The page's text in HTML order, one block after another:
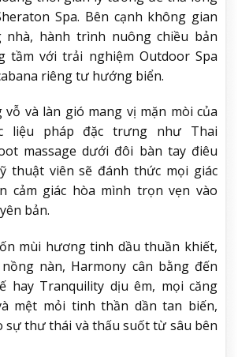
Spa. Bên cạnh không gian
hành trình nuông chiều bản
tầm với trải nghiệm Outdoor Spa
riêng tư hướng biển.
vỗ và làn gió mang vị mặn mòi của
liệu pháp đặc trưng như Thai
massage dưới đôi bàn tay điêu
thuật viên sẽ đánh thức mọi giác
cảm giác hòa mình trọn vẹn vào
bản.
mùi hương tinh dầu thuần khiết,
nàn, Harmony cân bằng đến
hay Tranquility dịu êm, mọi căng
mệt mỏi tinh thần dần tan biến,
sự thư thái và thấu suốt từ sâu bên